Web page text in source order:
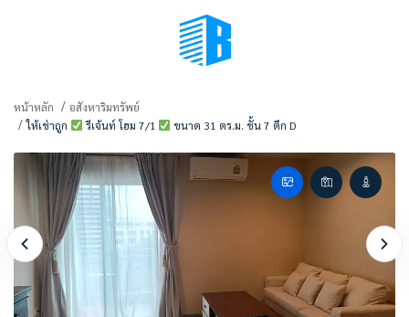
(เลือกมุมมอง)
หน้าหลัก
อสังหาริมทรัพย์
ให้เช่าถูก
รีเจ้นท์ โฮม 7/1 ขนาด 31 ตร.ม. ชั้น 7 ตึก D